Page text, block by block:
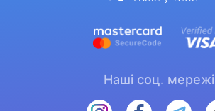
Наші соц. мережі